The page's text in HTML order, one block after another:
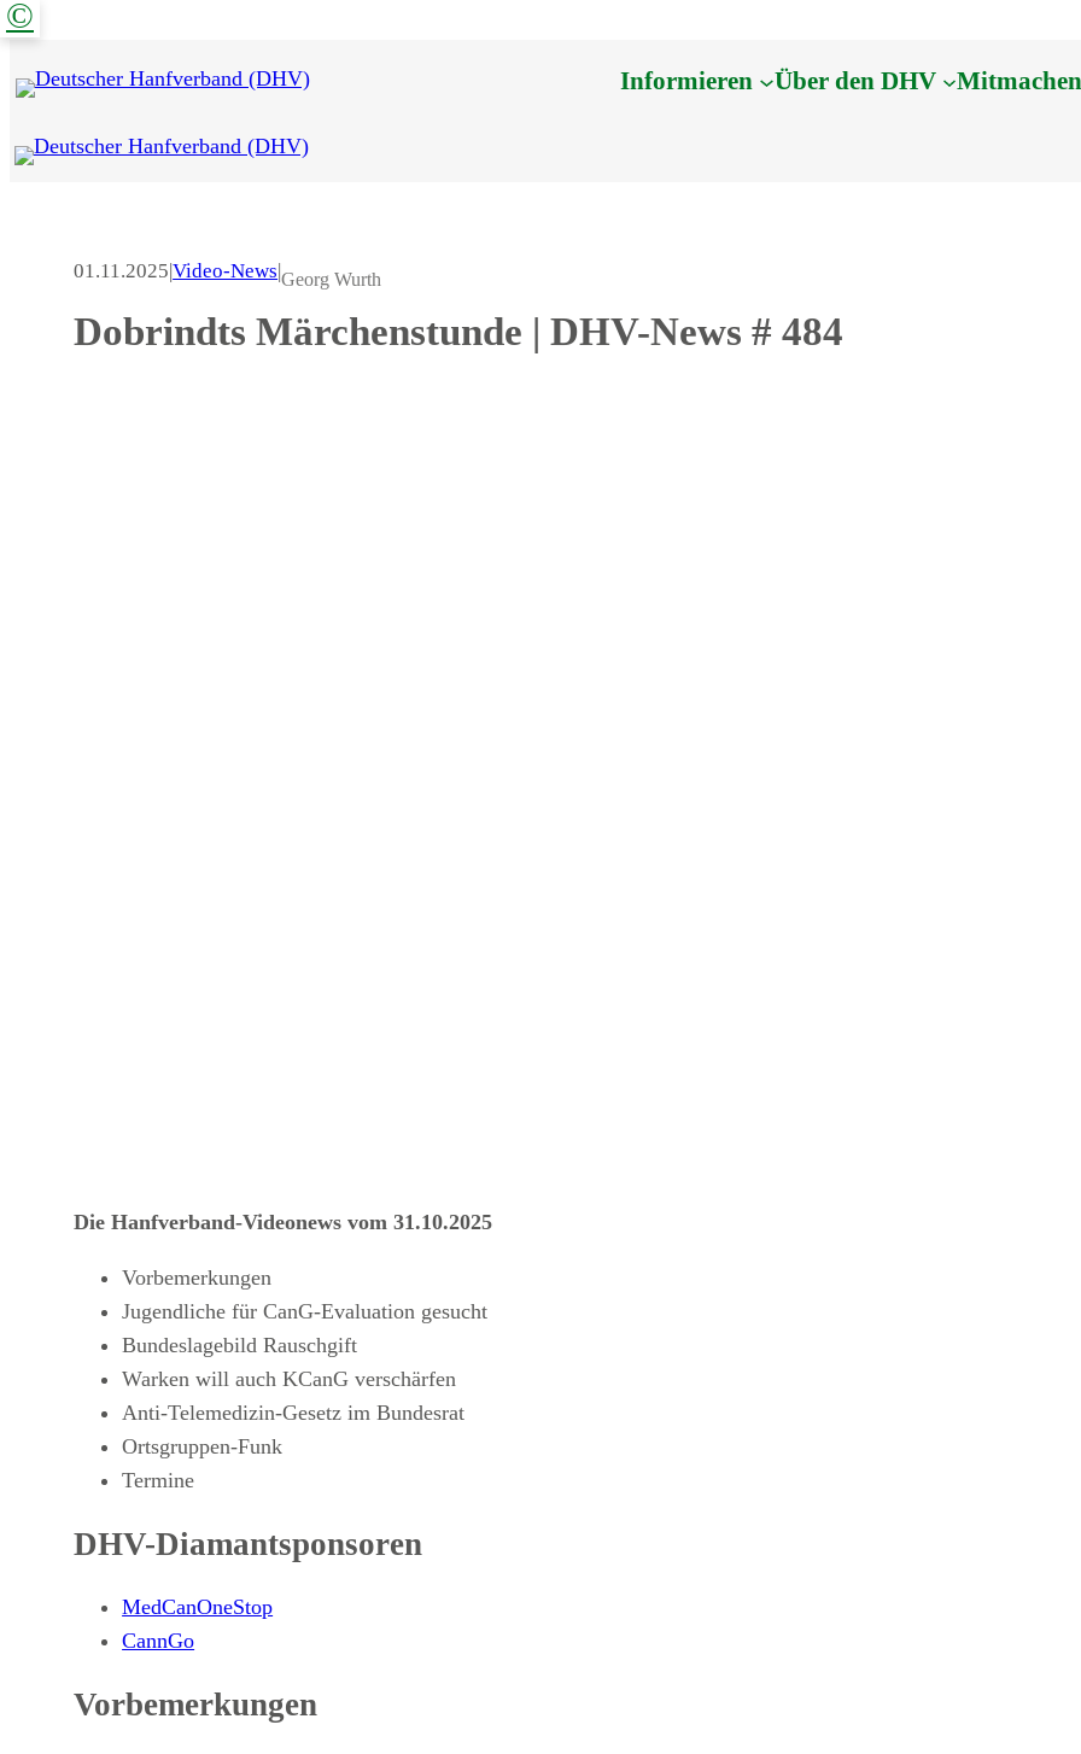
Zum
springen
Informieren Über den DHV
01.11.2025|Video-News|Georg Wurth
Dobrindts Märchenstunde | DHV-News # 484
©
Die Hanfverband-Videonews vom 31.10.2025
Vorbemerkungen
Jugendliche für CanG-Evaluation gesucht
Bundeslagebild Rauschgift
Warken will auch KCanG verschärfen
Anti-Telemedizin-Gesetz im Bundesrat
Ortsgruppen-Funk
Termine
DHV-Diamantsponsoren
MedCanOneStop
CannGo
Vorbemerkungen